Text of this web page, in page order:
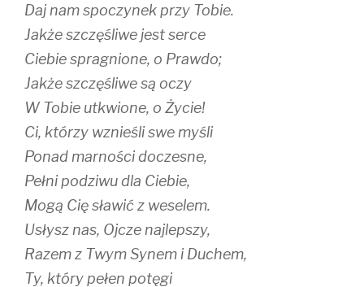
Daj nam spoczynek przy Tobie.
Jakże szczęśliwe jest serce
Ciebie spragnione, o Prawdo;
Jakże szczęśliwe są oczy
W Tobie utkwione, o Życie!
Ci, którzy wznieśli swe myśli
Ponad marności doczesne,
Pełni podziwu dla Ciebie,
Mogą Cię sławić z weselem.
Usłysz nas, Ojcze najlepszy,
Razem z Twym Synem i Duchem,
Ty, który pełen potęgi